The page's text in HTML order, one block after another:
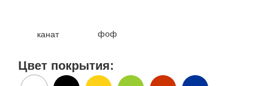
канат фоф
Цвет покрытия: